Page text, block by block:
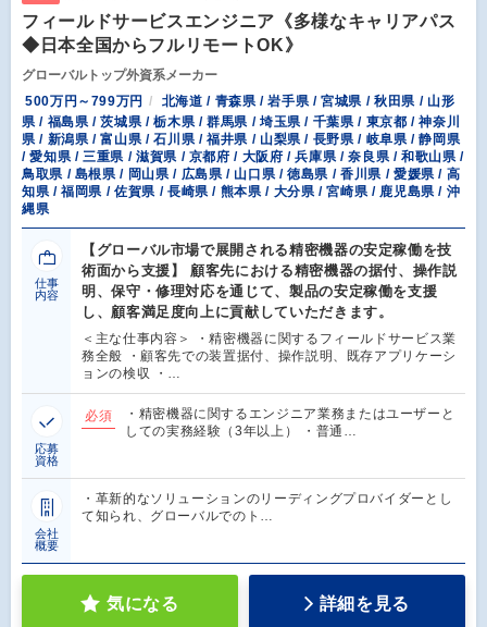
フィールドサービスエンジニア《多様なキャリアパス
◆日本全国からフルリモートOK》
グローバルトップ外資系メーカー
500万円～799万円
北海道 / 青森県 / 岩手県 / 宮城県 / 秋田県 / 山形
県 / 福島県 / 茨城県 / 栃木県 / 群馬県 / 埼玉県 / 千葉県 / 東京都 / 神奈川
県 / 新潟県 / 富山県 / 石川県 / 福井県 / 山梨県 / 長野県 / 岐阜県 / 静岡県
/ 愛知県 / 三重県 / 滋賀県 / 京都府 / 大阪府 / 兵庫県 / 奈良県 / 和歌山県 /
鳥取県 / 島根県 / 岡山県 / 広島県 / 山口県 / 徳島県 / 香川県 / 愛媛県 / 高
知県 / 福岡県 / 佐賀県 / 長崎県 / 熊本県 / 大分県 / 宮崎県 / 鹿児島県 / 沖
縄県
仕事
内容
【グローバル市場で展開される精密機器の安定稼働を技
術面から支援】 顧客先における精密機器の据付、操作説
明、保守・修理対応を通じて、製品の安定稼働を支援
し、顧客満足度向上に貢献していただきます。
＜主な仕事内容＞ ・精密機器に関するフィールドサービス業
務全般 ・顧客先での装置据付、操作説明、既存アプリケーシ
ョンの検収 ・…
応募
資格
必須
・精密機器に関するエンジニア業務またはユーザーと
しての実務経験（3年以上） ・普通…
会社
概要
・革新的なソリューションのリーディングプロバイダーとし
て知られ、グローバルでのト…
気になる 詳細を見る